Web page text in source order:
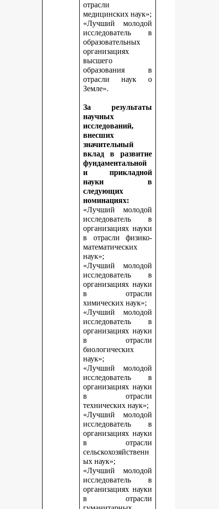
отрасли
медицинских наук»;
«Лучший молодой
исследователь в
образовательных
организациях
высшего
образования в
отрасли наук о
Земле».
За результаты
научных
исследований,
внесших
значительный
вклад в развитие
фундаментальной
и прикладной
науки в
следующих
номинациях:
«Лучший молодой
исследователь в
организациях науки
в отрасли физико-
математических
наук»;
«Лучший молодой
исследователь в
организациях науки
в отрасли
химических наук»;
«Лучший молодой
исследователь в
организациях науки
в отрасли
биологических
наук»;
«Лучший молодой
исследователь в
организациях науки
в отрасли
технических наук»;
«Лучший молодой
исследователь в
организациях науки
в отрасли
сельскохозяйственн
ых наук»;
«Лучший молодой
исследователь в
организациях науки
в отрасли